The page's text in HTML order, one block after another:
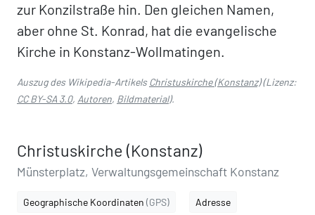
zur Konzilstraße hin. Den gleichen Namen,
aber ohne St. Konrad, hat die evangelische
Kirche in Konstanz-Wollmatingen.
Auszug des Wikipedia-ArtikelsChristuskirche (Konstanz)(Lizenz:
CC BY-SA 3.0, Autoren, Bildmaterial).
Christuskirche (Konstanz)
Münsterplatz, Verwaltungsgemeinschaft Konstanz
Geographische Koordinaten (GPS) Adresse